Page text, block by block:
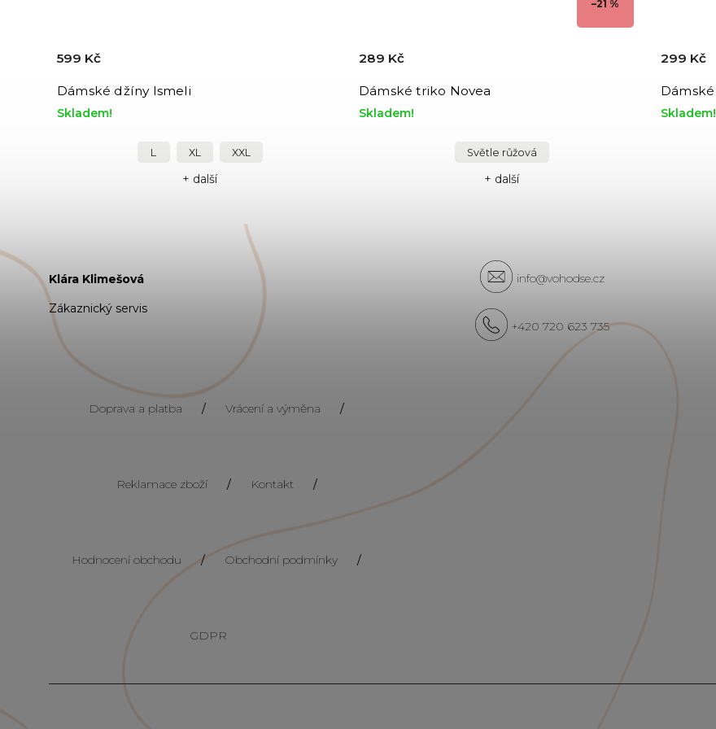
Dámské džíny Ismeli
Skladem!
599 Kč
L XL XXL
+ další
–21 %
Dámské triko Novea
Skladem!
289 Kč
Světle růžová
+ další
Skladem!
299 Kč
Klára Klimešová
Zákaznický servis
info@vohodse.cz
+420 720 623 735
Doprava a platba / Vrácení a výměna /
Reklamace zboží / Kontakt /
Hodnocení obchodu / Obchodní podmínky /
GDPR